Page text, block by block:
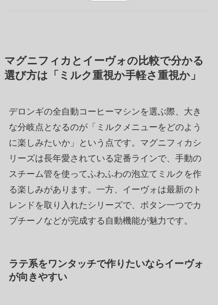
マグニフィカとイーヴォの比較で分かる
選び方は「ミルク重視か手軽さ重視か」
デロンギの全自動コーヒーマシンを選ぶ際、大き
な分岐点となるのが「ミルクメニューをどのよう
に楽しみたいか」という点です。マグニフィカシ
リーズは長年愛されている定番ラインで、手動の
スチーム管を使ってふわふわの泡立てミルクを作
る楽しみがあります。一方、イーヴォは最新のト
レンドを取り入れたシリーズで、ボタン一つでカ
プチーノなどが完成する自動機能が魅力です。
ラテ系をワンタッチで作りたいならイーヴォ
が向きやすい